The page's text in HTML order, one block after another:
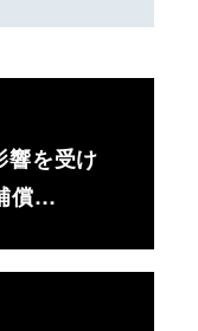
響を受け
償…